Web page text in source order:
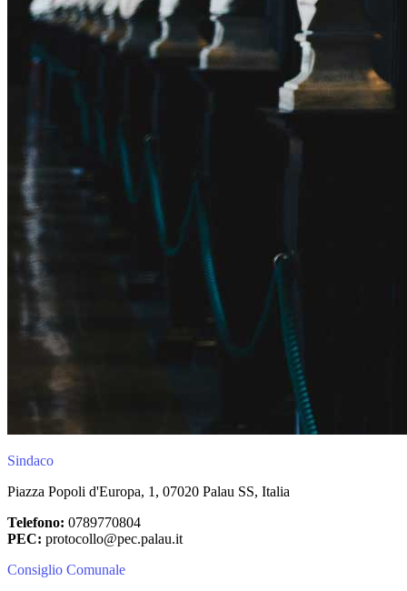
Sindaco
Piazza Popoli d'Europa, 1, 07020 Palau SS, Italia
Telefono: 0789770804
PEC: protocollo@pec.palau.it
Consiglio Comunale